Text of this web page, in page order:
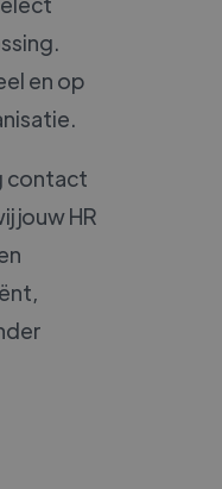
en op
contact
jouw HR